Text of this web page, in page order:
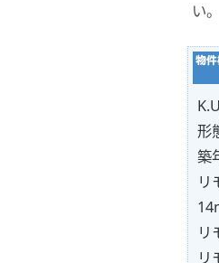
い。
形
築
リ
リ
リ